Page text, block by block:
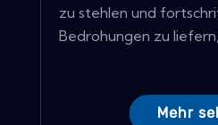
zu stehlen und
Bedrohungen zu
Mehr